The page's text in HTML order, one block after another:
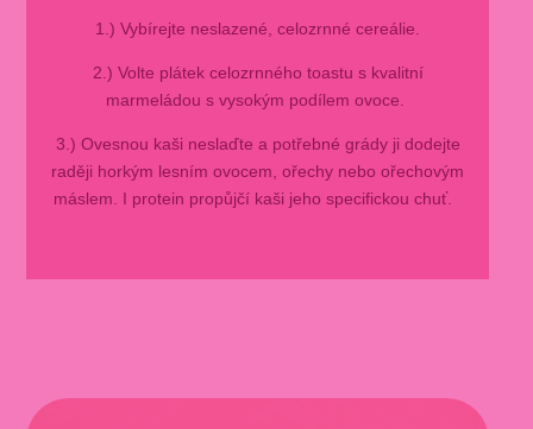
1.) Vybírejte neslazené, celozrnné cereálie.
2.) Volte plátek celozrnného toastu s kvalitní
marmeládou s vysokým podílem ovoce.
3.) Ovesnou kaši neslaďte a potřebné grády ji dodejte
raději horkým lesním ovocem, ořechy nebo ořechovým
máslem. I protein propůjčí kaši jeho specifickou chuť.